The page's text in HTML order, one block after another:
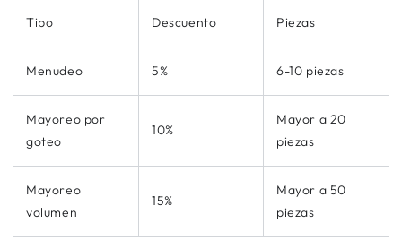
Tipo Descuento Piezas
Menudeo 5% 6-10 piezas
Mayoreo por
goteo
10%
Mayor a 20
piezas
Mayoreo
volumen
15%
Mayor a 50
piezas